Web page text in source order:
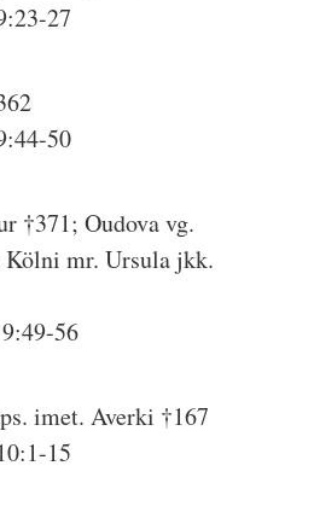
27
50
†371; Oudova vg.
mr. Ursula jkk.
56
imet. Averki †167
15